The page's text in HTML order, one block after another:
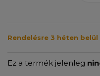
Rendelésre 3 héten belül
Ez a termék jelenleg